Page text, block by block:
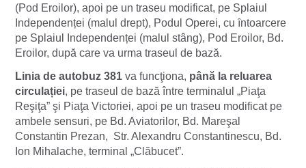
(Pod Eroilor), apoi pe un traseu modificat, pe Splaiul
Independenței (malul drept), Podul Operei, cu ȋntoarcere
pe Splaiul Independenței (malul stâng), Pod Eroilor, Bd.
Eroilor, după care va urma traseul de bază.
Linia de autobuz 381 va funcţiona, până la reluarea
circulației, pe traseul de bază între terminalul „Piaţa
Reşiţa” şi Piaţa Victoriei, apoi pe un traseu modificat pe
ambele sensuri, pe Bd. Aviatorilor, Bd. Mareşal
Constantin Prezan, Str. Alexandru Constantinescu, Bd.
Ion Mihalache, terminal „Clăbucet”.